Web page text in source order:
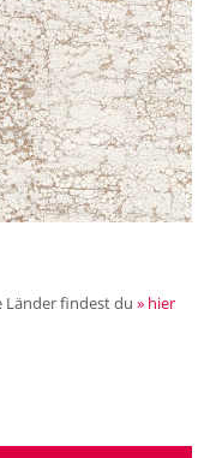
Länder findest du » hier